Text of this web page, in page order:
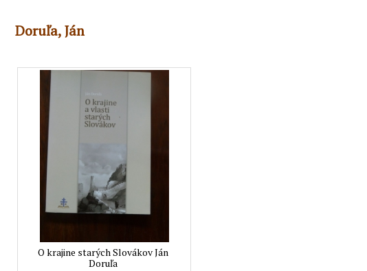
Doruľa, Ján
O krajine starých Slovákov Ján
Doruľa